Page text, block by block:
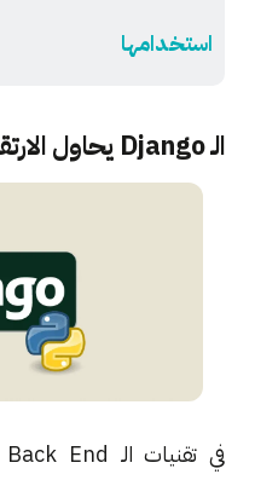
استخدامها
الـ Django يحاول الارتقاء لنفس المستوى